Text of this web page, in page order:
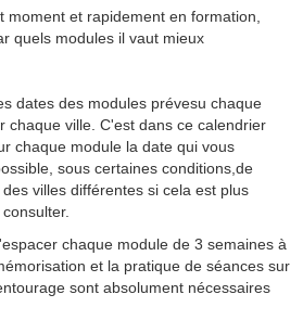
moment et rapidement en formation,
quels modules il vaut mieux
dates des modules prévesu chaque
chaque ville. C'est dans ce calendrier
chaque module la date qui vous
sous certaines conditions,de
villes différentes si cela est plus
chaque module de 3 semaines à
et la pratique de séances sur
sont absolument nécessaires